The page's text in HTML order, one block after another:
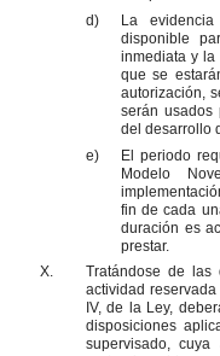
d)
La
disponible
inmediata y
que se
autorización,
serán usados
del desarrollo
e)
El periodo
Modelo
fin de cada
duración es
prestar.
X.
Tratándose de las
actividad
IV, de la Ley,
disposiciones
supervisado,